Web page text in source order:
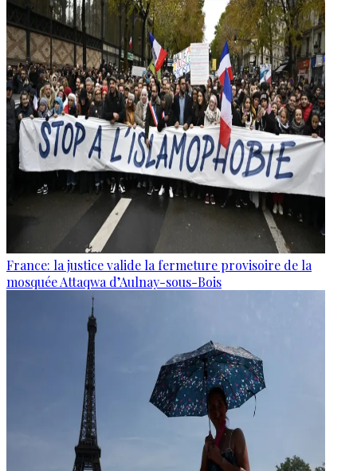
France: la justice valide la fermeture provisoire de la
mosquée Attaqwa d’Aulnay-sous-Bois